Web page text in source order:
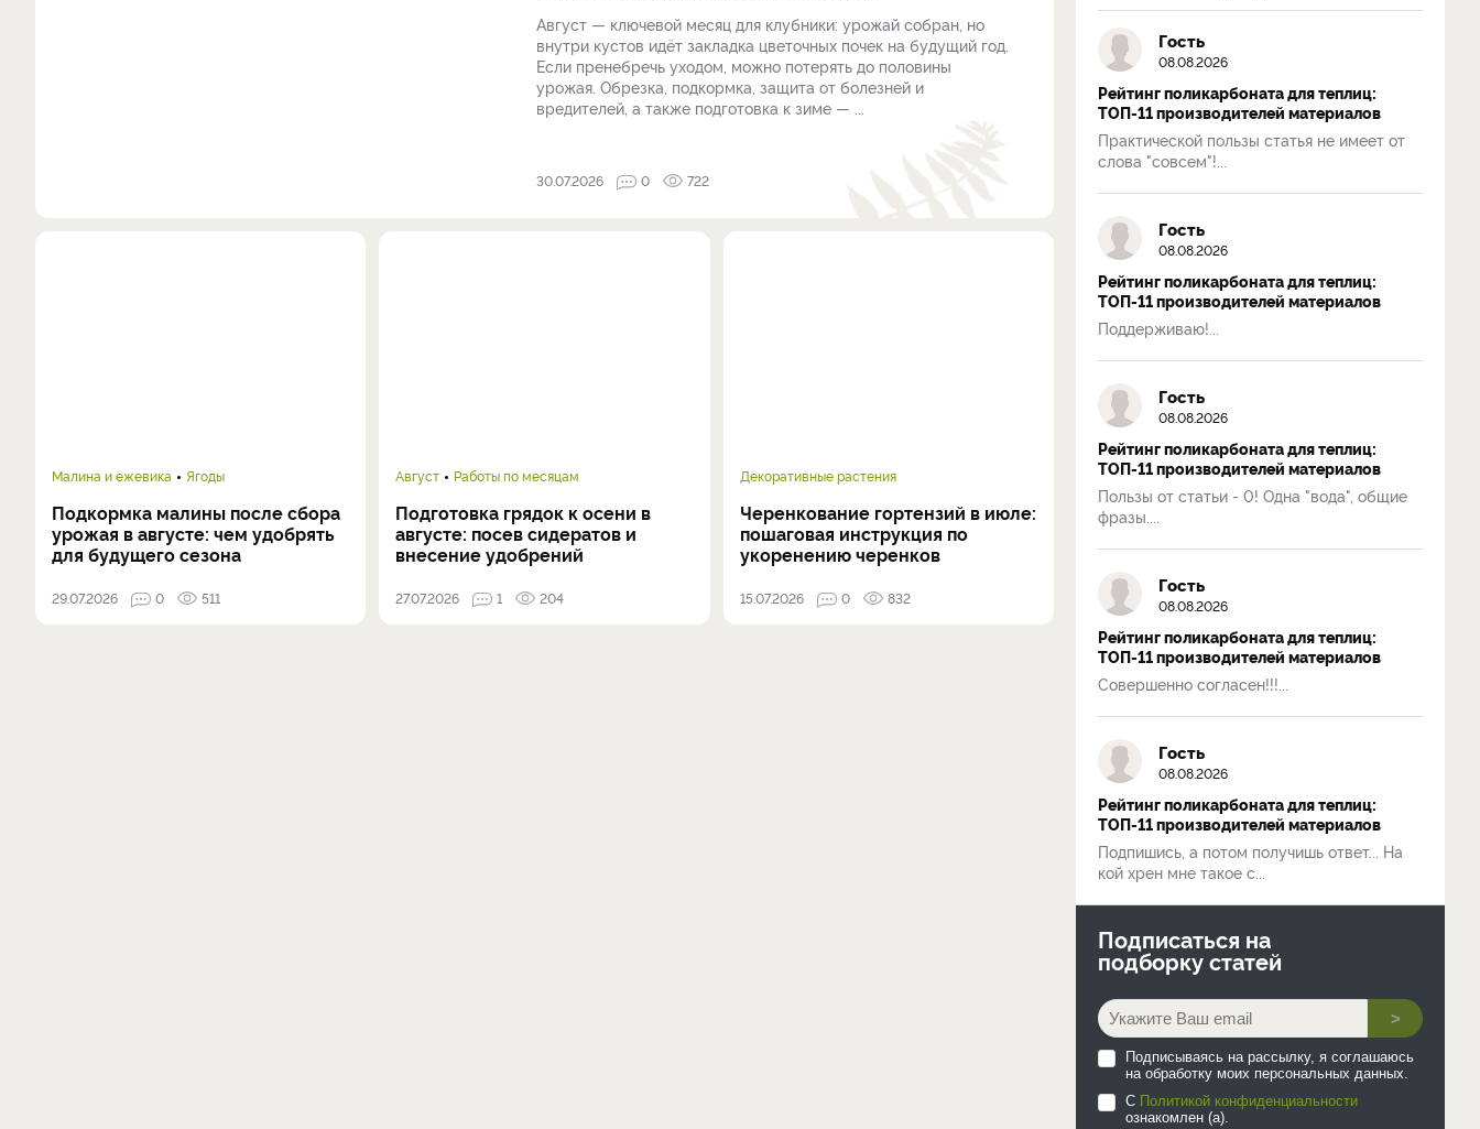
Август — ключевой месяц для клубники: урожай собран, но
внутри кустов идёт закладка цветочных почек на будущий год.
Если пренебречь уходом, можно потерять до половины
урожая. Обрезка, подкормка, защита от болезней и
вредителей, а также подготовка к зиме — ...
30.07.2026 0 722
Малина и ежевика Ягоды
Подкормка малины после сбора
урожая в августе: чем удобрять
для будущего сезона
29.07.2026 0 511
Август Работы по месяцам
Подготовка грядок к осени в
августе: посев сидератов и
внесение удобрений
27.07.2026 1 204
Декоративные растения
Черенкование гортензий в июле:
пошаговая инструкция по
укоренению черенков
15.07.2026 0 832
Гость
08.08.2026
Рейтинг поликарбоната для теплиц:
ТОП-11 производителей материалов
Практической пользы статья не имеет от
слова "совсем"!...
Гость
08.08.2026
Рейтинг поликарбоната для теплиц:
ТОП-11 производителей материалов
Поддерживаю!...
Гость
08.08.2026
Рейтинг поликарбоната для теплиц:
ТОП-11 производителей материалов
Пользы от статьи - 0! Одна "вода", общие
фразы....
Гость
08.08.2026
Рейтинг поликарбоната для теплиц:
ТОП-11 производителей материалов
Совершенно согласен!!!...
Гость
08.08.2026
Рейтинг поликарбоната для теплиц:
ТОП-11 производителей материалов
Подпишись, а потом получишь ответ... На
кой хрен мне такое с...
Подписаться на
подборку статей
>
Подписываясь на рассылку, я соглашаюсь
на обработку моих персональных данных.
С Политикой конфиденциальности
ознакомлен (а).